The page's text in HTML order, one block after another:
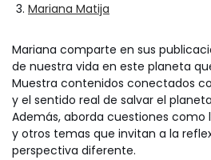
Mariana Matija
Mariana comparte en sus
de nuestra vida en este planeta
Muestra contenidos conectados
y el sentido real de salvar el
Además, aborda cuestiones como
y otros temas que invitan a la
perspectiva diferente.